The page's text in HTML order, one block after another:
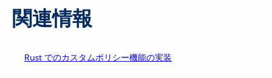
関連情報
Rust でのカスタムポリシー機能の実装